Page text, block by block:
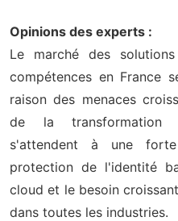
Opinions des experts :
Le marché des
compétences en France
raison des menaces
de la transformation
s'attendent à une
protection de l'identité
cloud et le besoin
dans toutes les industries.